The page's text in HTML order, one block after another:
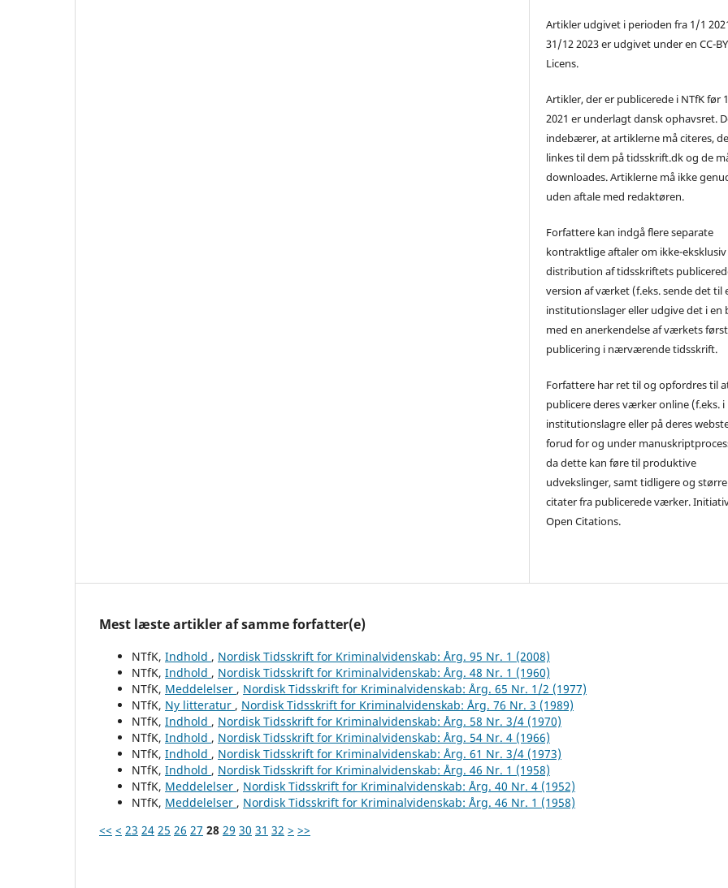
Artikler udgivet i perioden fra 1/1
31/12 2023 er udgivet under en CC-
Licens.
Artikler, der er publicerede i NTfK før
2021 er underlagt dansk ophavsret.
indebærer, at artiklerne må citeres,
linkes til dem på tidsskrift.dk og de
downloades. Artiklerne må ikke
uden aftale med redaktøren.
Forfattere kan indgå flere separate
kontraktlige aftaler om ikke-eksklusiv
distribution af tidsskriftets
version af værket (f.eks. sende det til
institutionslager eller udgive det i en
med en anerkendelse af værkets
publicering i nærværende tidsskrift.
Forfattere har ret til og opfordres til
publicere deres værker online (f.eks. i
institutionslagre eller på deres
forud for og under
da dette kan føre til produktive
udvekslinger, samt tidligere og større
citater fra publicerede værker.
Open Citations.
Mest læste artikler af samme forfatter(e)
NTfK, Indhold , Nordisk Tidsskrift for Kriminalvidenskab: Årg. 95 Nr. 1 (2008)
NTfK, Indhold , Nordisk Tidsskrift for Kriminalvidenskab: Årg. 48 Nr. 1 (1960)
NTfK, Meddelelser , Nordisk Tidsskrift for Kriminalvidenskab: Årg. 65 Nr. 1/2 (1977)
NTfK, Ny litteratur , Nordisk Tidsskrift for Kriminalvidenskab: Årg. 76 Nr. 3 (1989)
NTfK, Indhold , Nordisk Tidsskrift for Kriminalvidenskab: Årg. 58 Nr. 3/4 (1970)
NTfK, Indhold , Nordisk Tidsskrift for Kriminalvidenskab: Årg. 54 Nr. 4 (1966)
NTfK, Indhold , Nordisk Tidsskrift for Kriminalvidenskab: Årg. 61 Nr. 3/4 (1973)
NTfK, Indhold , Nordisk Tidsskrift for Kriminalvidenskab: Årg. 46 Nr. 1 (1958)
NTfK, Meddelelser , Nordisk Tidsskrift for Kriminalvidenskab: Årg. 40 Nr. 4 (1952)
NTfK, Meddelelser , Nordisk Tidsskrift for Kriminalvidenskab: Årg. 46 Nr. 1 (1958)
<< < 23 24 25 26 27 28 29 30 31 32 > >>